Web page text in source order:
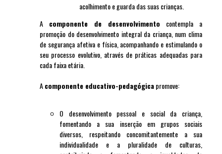
acolhimento e guarda das suas crianças.
A componente de desenvolvimento contempla a
promoção do desenvolvimento integral da criança, num clima
de segurança afetiva e física, acompanhando e estimulando o
seu processo evolutivo, através de práticas adequadas para
cada faixa etária.
Acomponente educativo-pedagógicapromove:
O desenvolvimento pessoal e social da criança,
fomentando a sua inserção em grupos sociais
diversos, respeitando concomitantemente a sua
individualidade e a pluralidade de culturas,